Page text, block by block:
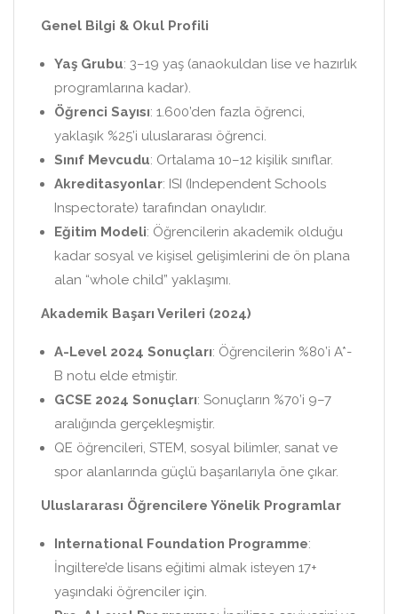
Genel Bilgi & Okul Profili
Yaş Grubu: 3–19 yaş (anaokuldan lise ve hazırlık
programlarına kadar).
Öğrenci Sayısı: 1.600’den fazla öğrenci,
yaklaşık %25’i uluslararası öğrenci.
Sınıf Mevcudu: Ortalama 10–12 kişilik sınıflar.
Akreditasyonlar: ISI (Independent Schools
Inspectorate) tarafından onaylıdır.
Eğitim Modeli: Öğrencilerin akademik olduğu
kadar sosyal ve kişisel gelişimlerini de ön plana
alan “whole child” yaklaşımı.
Akademik Başarı Verileri (2024)
A-Level 2024 Sonuçları: Öğrencilerin %80’i A*-
B notu elde etmiştir.
GCSE 2024 Sonuçları: Sonuçların %70’i 9–7
aralığında gerçekleşmiştir.
QE öğrencileri, STEM, sosyal bilimler, sanat ve
spor alanlarında güçlü başarılarıyla öne çıkar.
Uluslararası Öğrencilere Yönelik Programlar
International Foundation Programme:
İngiltere’de lisans eğitimi almak isteyen 17+
yaşındaki öğrenciler için.